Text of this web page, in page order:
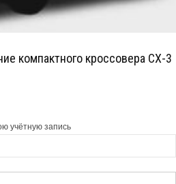
компактного кроссовера CX-3
учётную запись